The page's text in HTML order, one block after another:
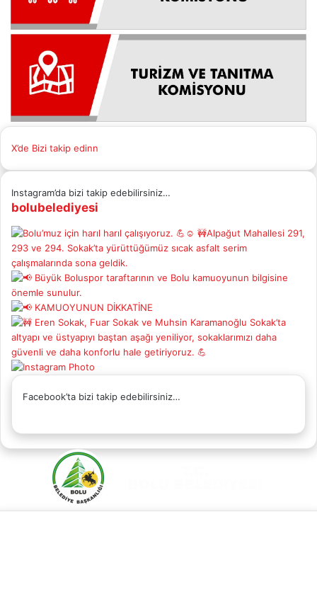
X’de Bizi takip edinn
Instagram’da bizi takip edebilirsiniz…
bolubelediyesi
Facebook’ta bizi takip edebilirsiniz…